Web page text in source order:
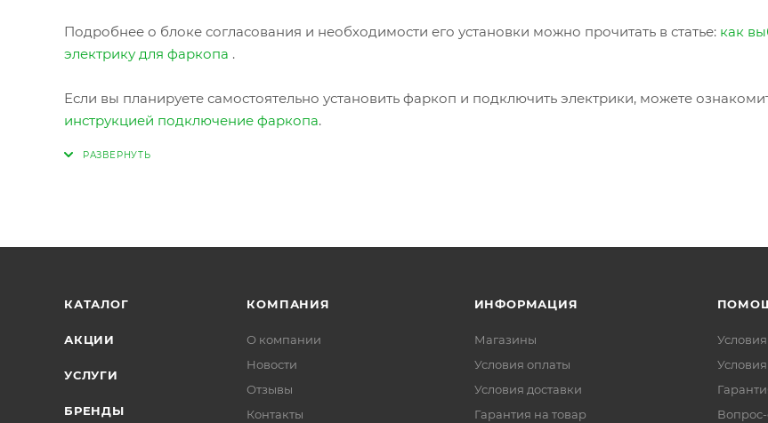
Подробнее о блоке согласования и необходимости его установки можно прочитать в статье: как
электрику для фаркопа .
Если вы планируете самостоятельно установить фаркоп и подключить электрики, можете
инструкцией подключение фаркопа.
КАТАЛОГ
АКЦИИ
УСЛУГИ
БРЕНДЫ
КОМПАНИЯ
О компании
Новости
Отзывы
Контакты
ИНФОРМАЦИЯ
Магазины
Условия оплаты
Условия доставки
Гарантия на товар
Вопрос-